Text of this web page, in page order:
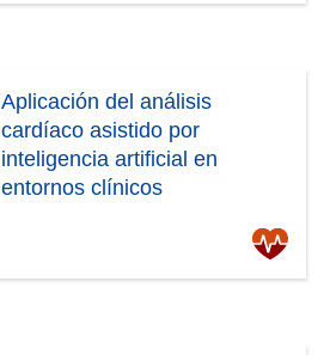
Aplicación del análisis
cardíaco asistido por
inteligencia artificial en
entornos clínicos